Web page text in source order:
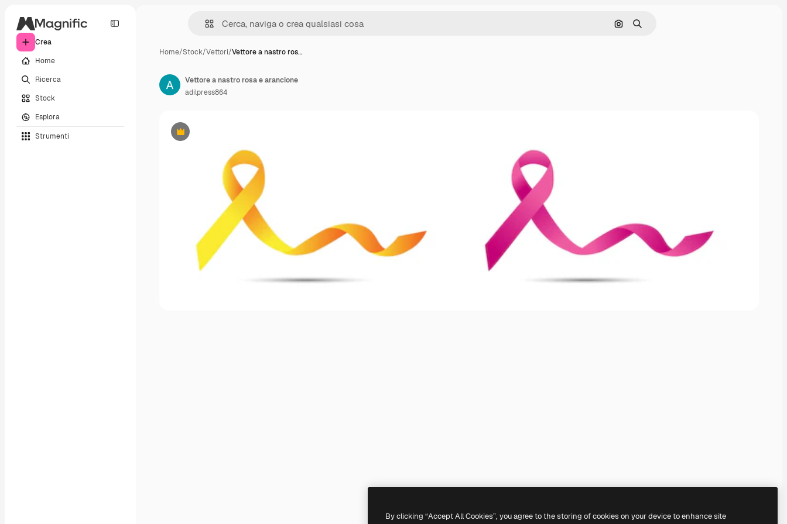
Crea
Home
Ricerca
Stock
Esplora
Strumenti
Cerca per immagine
Ricerca
Home/Stock/Vettori/Vettore a nastro ros…
Premium
Vettore a nastro rosa e arancione
adilpress864
By clicking “Accept All Cookies”, you agree to the storing of cookies on your device to enhance site